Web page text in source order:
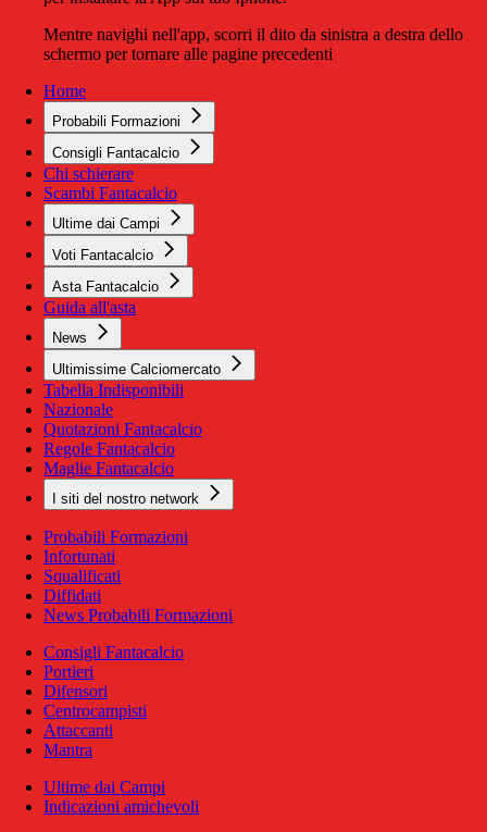
Mentre navighi nell'app, scorri il dito da sinistra a destra dello
schermo per tornare alle pagine precedenti
Home
Probabili Formazioni
Consigli Fantacalcio
Chi schierare
Scambi Fantacalcio
Ultime dai Campi
Voti Fantacalcio
Asta Fantacalcio
Guida all'asta
News
Ultimissime Calciomercato
Tabella Indisponibili
Nazionale
Quotazioni Fantacalcio
Regole Fantacalcio
Maglie Fantacalcio
I siti del nostro network
Probabili Formazioni
Infortunati
Squalificati
Diffidati
News Probabili Formazioni
Consigli Fantacalcio
Portieri
Difensori
Centrocampisti
Attaccanti
Mantra
Ultime dai Campi
Indicazioni amichevoli